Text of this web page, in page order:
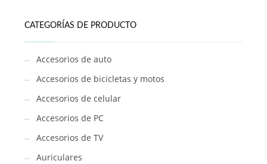
CATEGORÍAS DE PRODUCTO
Accesorios de auto
Accesorios de bicicletas y motos
Accesorios de celular
Accesorios de PC
Accesorios de TV
Auriculares